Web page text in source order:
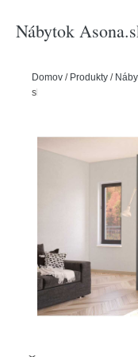
Nábytok
Domov / Produkty /
skriňa DIEGO III šírka